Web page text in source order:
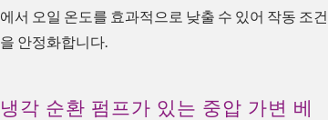
에서 오일 온도를 효과적으로 낮출 수 있어 작동 조건
을 안정화합니다.
냉각 순환 펌프가 있는 중압 가변 베